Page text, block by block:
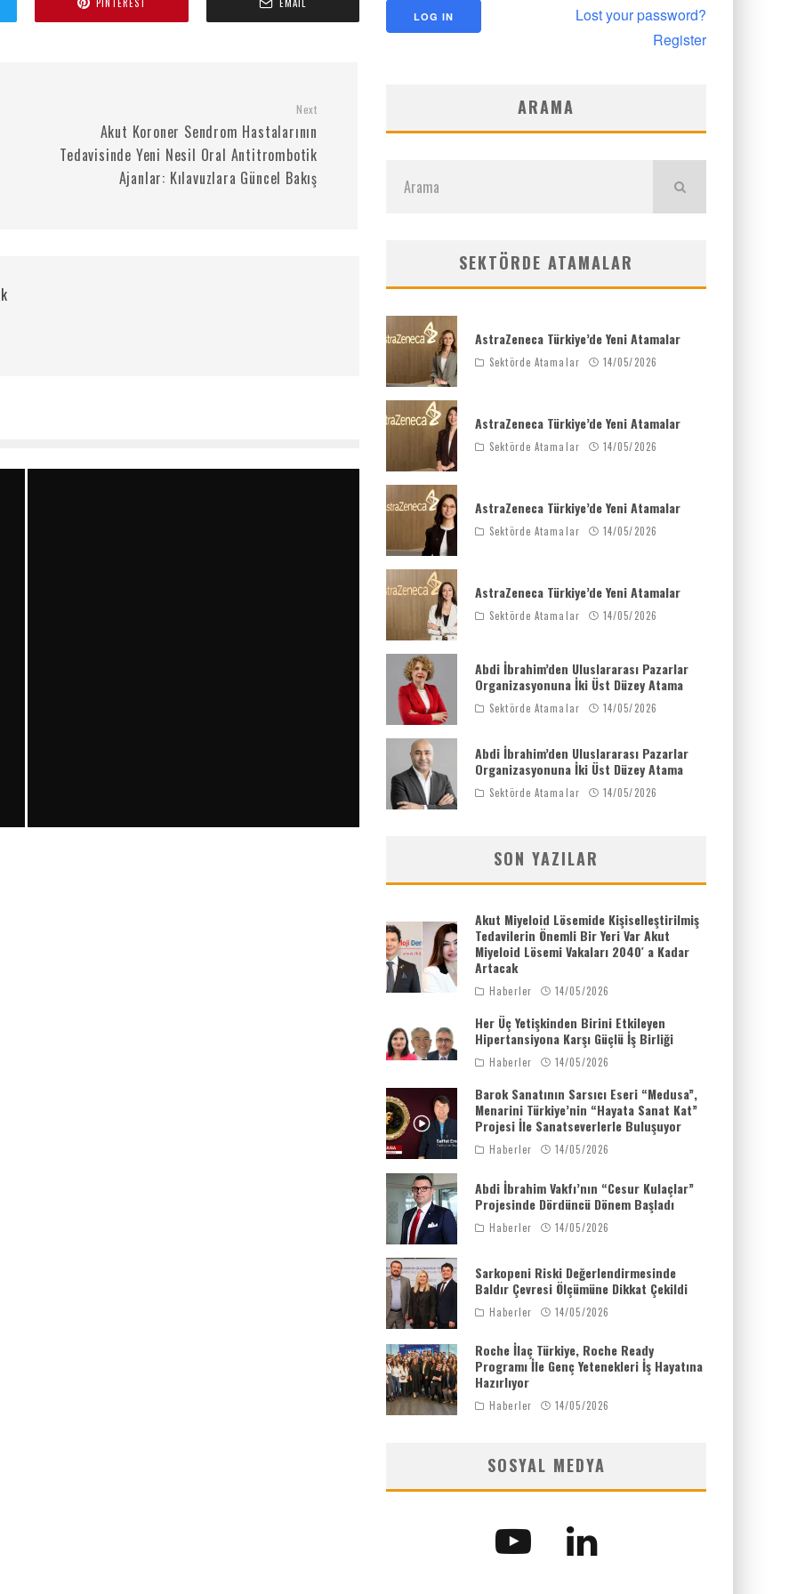
Next
Akut Koroner Sendrom Hastalarının
Tedavisinde Yeni Nesil Oral Antitrombotik
Ajanlar: Kılavuzlara Güncel Bakış
Lost your password?
Register
ARAMA
SEKTÖRDE ATAMALAR
AstraZeneca Türkiye’de Yeni Atamalar
Sektörde Atamalar 14/05/2026
AstraZeneca Türkiye’de Yeni Atamalar
Sektörde Atamalar 14/05/2026
AstraZeneca Türkiye’de Yeni Atamalar
Sektörde Atamalar 14/05/2026
AstraZeneca Türkiye’de Yeni Atamalar
Sektörde Atamalar 14/05/2026
Abdi İbrahim’den Uluslararası Pazarlar
Organizasyonuna İki Üst Düzey Atama
Sektörde Atamalar 14/05/2026
Abdi İbrahim’den Uluslararası Pazarlar
Organizasyonuna İki Üst Düzey Atama
Sektörde Atamalar 14/05/2026
SON YAZILAR
Akut Miyeloid Lösemide Kişiselleştirilmiş
Tedavilerin Önemli Bir Yeri Var Akut
Miyeloid Lösemi Vakaları 2040′ a Kadar
Artacak
Haberler 14/05/2026
Her Üç Yetişkinden Birini Etkileyen
Hipertansiyona Karşı Güçlü İş Birliği
Haberler 14/05/2026
Barok Sanatının Sarsıcı Eseri “Medusa”,
Menarini Türkiye’nin “Hayata Sanat Kat”
Projesi İle Sanatseverlerle Buluşuyor
Haberler 14/05/2026
Abdi İbrahim Vakfı’nın “Cesur Kulaçlar”
Projesinde Dördüncü Dönem Başladı
Haberler 14/05/2026
Sarkopeni Riski Değerlendirmesinde
Baldır Çevresi Ölçümüne Dikkat Çekildi
Haberler 14/05/2026
Roche İlaç Türkiye, Roche Ready
Programı İle Genç Yetenekleri İş Hayatına
Hazırlıyor
Haberler 14/05/2026
SOSYAL MEDYA